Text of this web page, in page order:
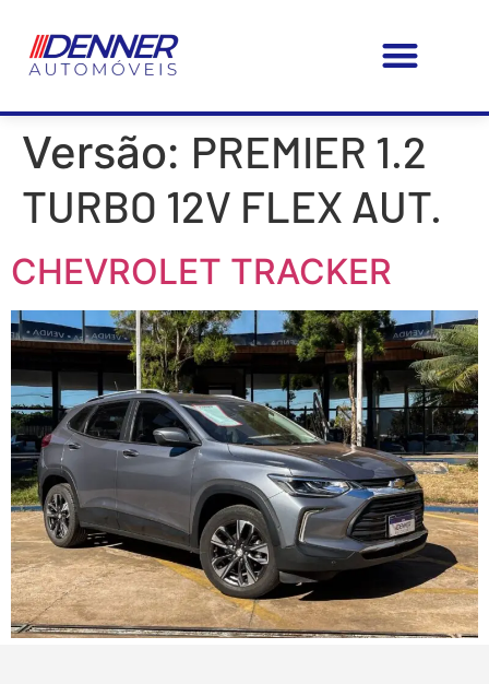
Versão: PREMIER 1.2
TURBO 12V FLEX AUT.
CHEVROLET TRACKER